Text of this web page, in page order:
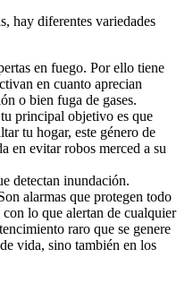
hay diferentes variedades
en fuego. Por ello tiene
en cuanto aprecian
o bien fuga de gases.
principal objetivo es que
tu hogar, este género de
en evitar robos merced a su
detectan inundación.
alarmas que protegen todo
lo que alertan de cualquier
raro que se genere
vida, sino también en los